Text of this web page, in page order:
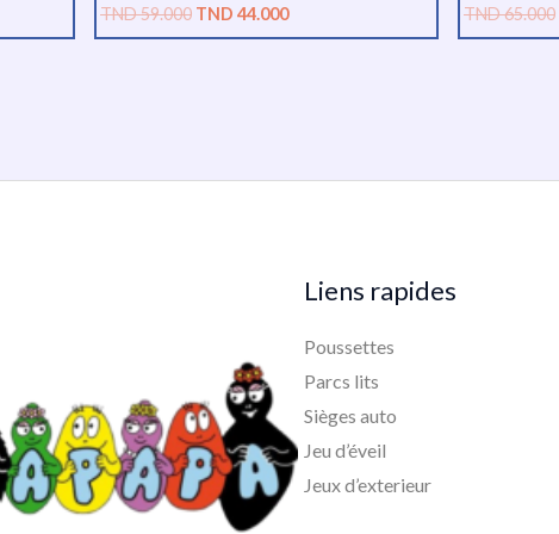
TND59.000 TND 44.000 TND65.000
Liens rapides
Poussettes
Parcs lits
Sièges auto
Jeu d’éveil
Jeux d’exterieur